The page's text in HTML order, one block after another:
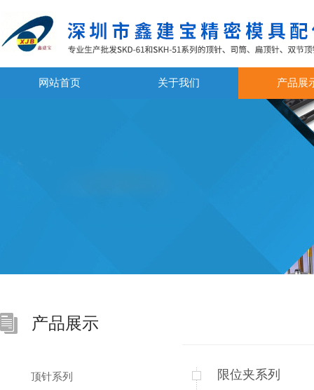
网站首页 关于我们 产品展
产品展示
顶针系列 限位夹系列